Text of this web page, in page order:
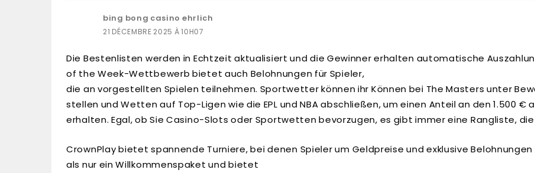
bing bong casino ehrlich
21 DÉCEMBRE 2025 À 10H07
Die Bestenlisten werden in Echtzeit aktualisiert und die Gewinner erhalten automatische
of the Week-Wettbewerb bietet auch Belohnungen für Spieler,
die an vorgestellten Spielen teilnehmen. Sportwetter können ihr Können bei The Masters unter
stellen und Wetten auf Top-Ligen wie die EPL und NBA abschließen, um einen Anteil an den 1.500 €
erhalten. Egal, ob Sie Casino-Slots oder Sportwetten bevorzugen, es gibt immer eine Rangliste,
CrownPlay bietet spannende Turniere, bei denen Spieler um Geldpreise und exklusive
als nur ein Willkommenspaket und bietet